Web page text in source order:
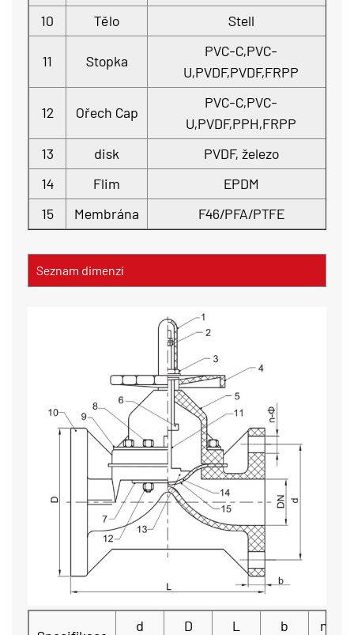
10
Tělo Stell
11 Stopka
PVC-C,PVC-
U,PVDF,PVDF,FRPP
12 Ořech Cap
PVC-C,PVC-
U,PVDF,PPH,FRPP
13
disk
PVDF, železo
14
Flim
EPDM
15
Membrána F46/PFA/PTFE
Seznam dimenzí
d
D
L
b
n-Ф